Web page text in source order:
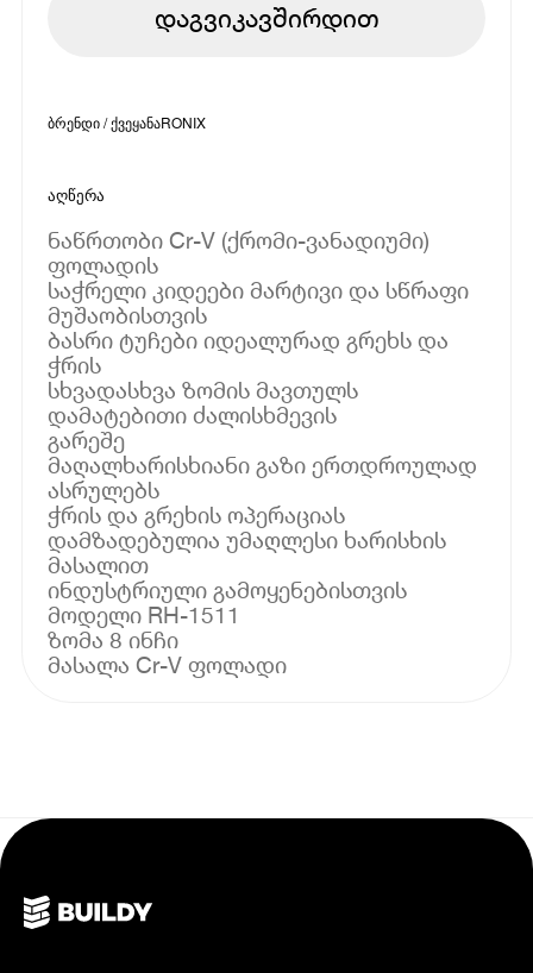
დაგვიკავშირდით
ბრენდი / ქვეყანაRONIX
აღწერა
ნაწრთობი Cr-V (ქრომი-ვანადიუმი)
ფოლადის
საჭრელი კიდეები მარტივი და სწრაფი
მუშაობისთვის
ბასრი ტუჩები იდეალურად გრეხს და
ჭრის
სხვადასხვა ზომის მავთულს
დამატებითი ძალისხმევის
გარეშე
მაღალხარისხიანი გაზი ერთდროულად
ასრულებს
ჭრის და გრეხის ოპერაციას
დამზადებულია უმაღლესი ხარისხის
მასალით
ინდუსტრიული გამოყენებისთვის
მოდელი RH-1511
ზომა 8 ინჩი
მასალა Cr-V ფოლადი